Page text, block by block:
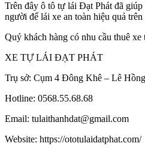
Trên đây ô tô tự lái Đạt Phát đã
người để lái xe an toàn hiệu quả
Quý khách hàng có nhu cầu thuê
XE TỰ LÁI ĐẠT PHÁT
Trụ sở: Cụm 4 Đông Khê – Lê
Hotline: 0568.55.68.68
Email: tulaithanhdat@gmail.com
Website: https://ototulaidatphat.com/